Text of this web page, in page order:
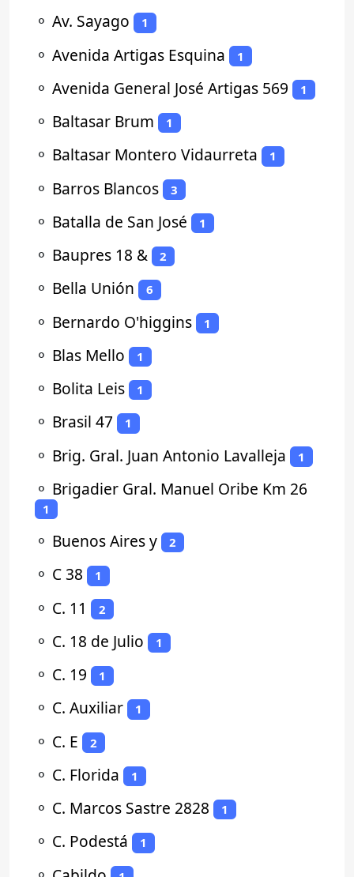
⚬ Av. Sayago 1
⚬ Avenida Artigas Esquina 1
⚬ Avenida General José Artigas 569 1
⚬ Baltasar Brum 1
⚬ Baltasar Montero Vidaurreta 1
⚬ Barros Blancos 3
⚬ Batalla de San José 1
⚬ Baupres 18 & 2
⚬ Bella Unión 6
⚬ Bernardo O'higgins 1
⚬ Blas Mello 1
⚬ Bolita Leis 1
⚬ Brasil 47 1
⚬ Brig. Gral. Juan Antonio Lavalleja 1
⚬ Brigadier Gral. Manuel Oribe Km 26
1
⚬ Buenos Aires y 2
⚬ C 38 1
⚬ C. 11 2
⚬ C. 18 de Julio 1
⚬ C. 19 1
⚬ C. Auxiliar 1
⚬ C. E 2
⚬ C. Florida 1
⚬ C. Marcos Sastre 2828 1
⚬ C. Podestá 1